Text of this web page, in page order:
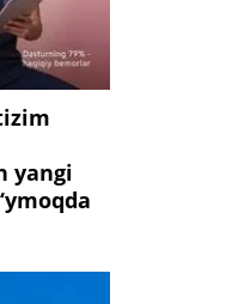
yangi